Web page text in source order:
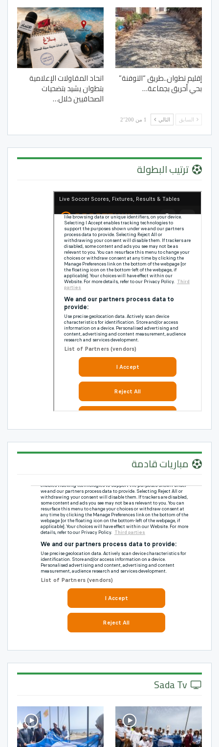
إقليم تطوان..طريق “التوفنة”
بحي أحريق بجماعة…
اتحاد المقاولات الإعلامية
بتطوان يشيد بتضحيات
الصحافيين خلال…
السابق التالي 1 من 2٬200
ترتيب البطولة
مباريات قادمة